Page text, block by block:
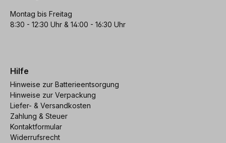
Montag bis Freitag
8:30 - 12:30 Uhr & 14:00 - 16:30 Uhr
Hilfe
Hinweise zur Batterieentsorgung
Hinweise zur Verpackung
Liefer- & Versandkosten
Zahlung & Steuer
Kontaktformular
Widerrufsrecht